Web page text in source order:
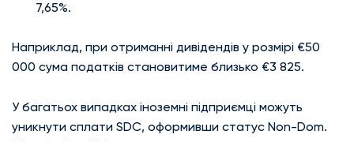
7,65%.
Наприклад, при отриманні дивідендів у розмірі €50
000 сума податків становитиме близько €3 825.
У багатьох випадках іноземні підприємці можуть
уникнути сплати SDC, оформивши статус Non-Dom.